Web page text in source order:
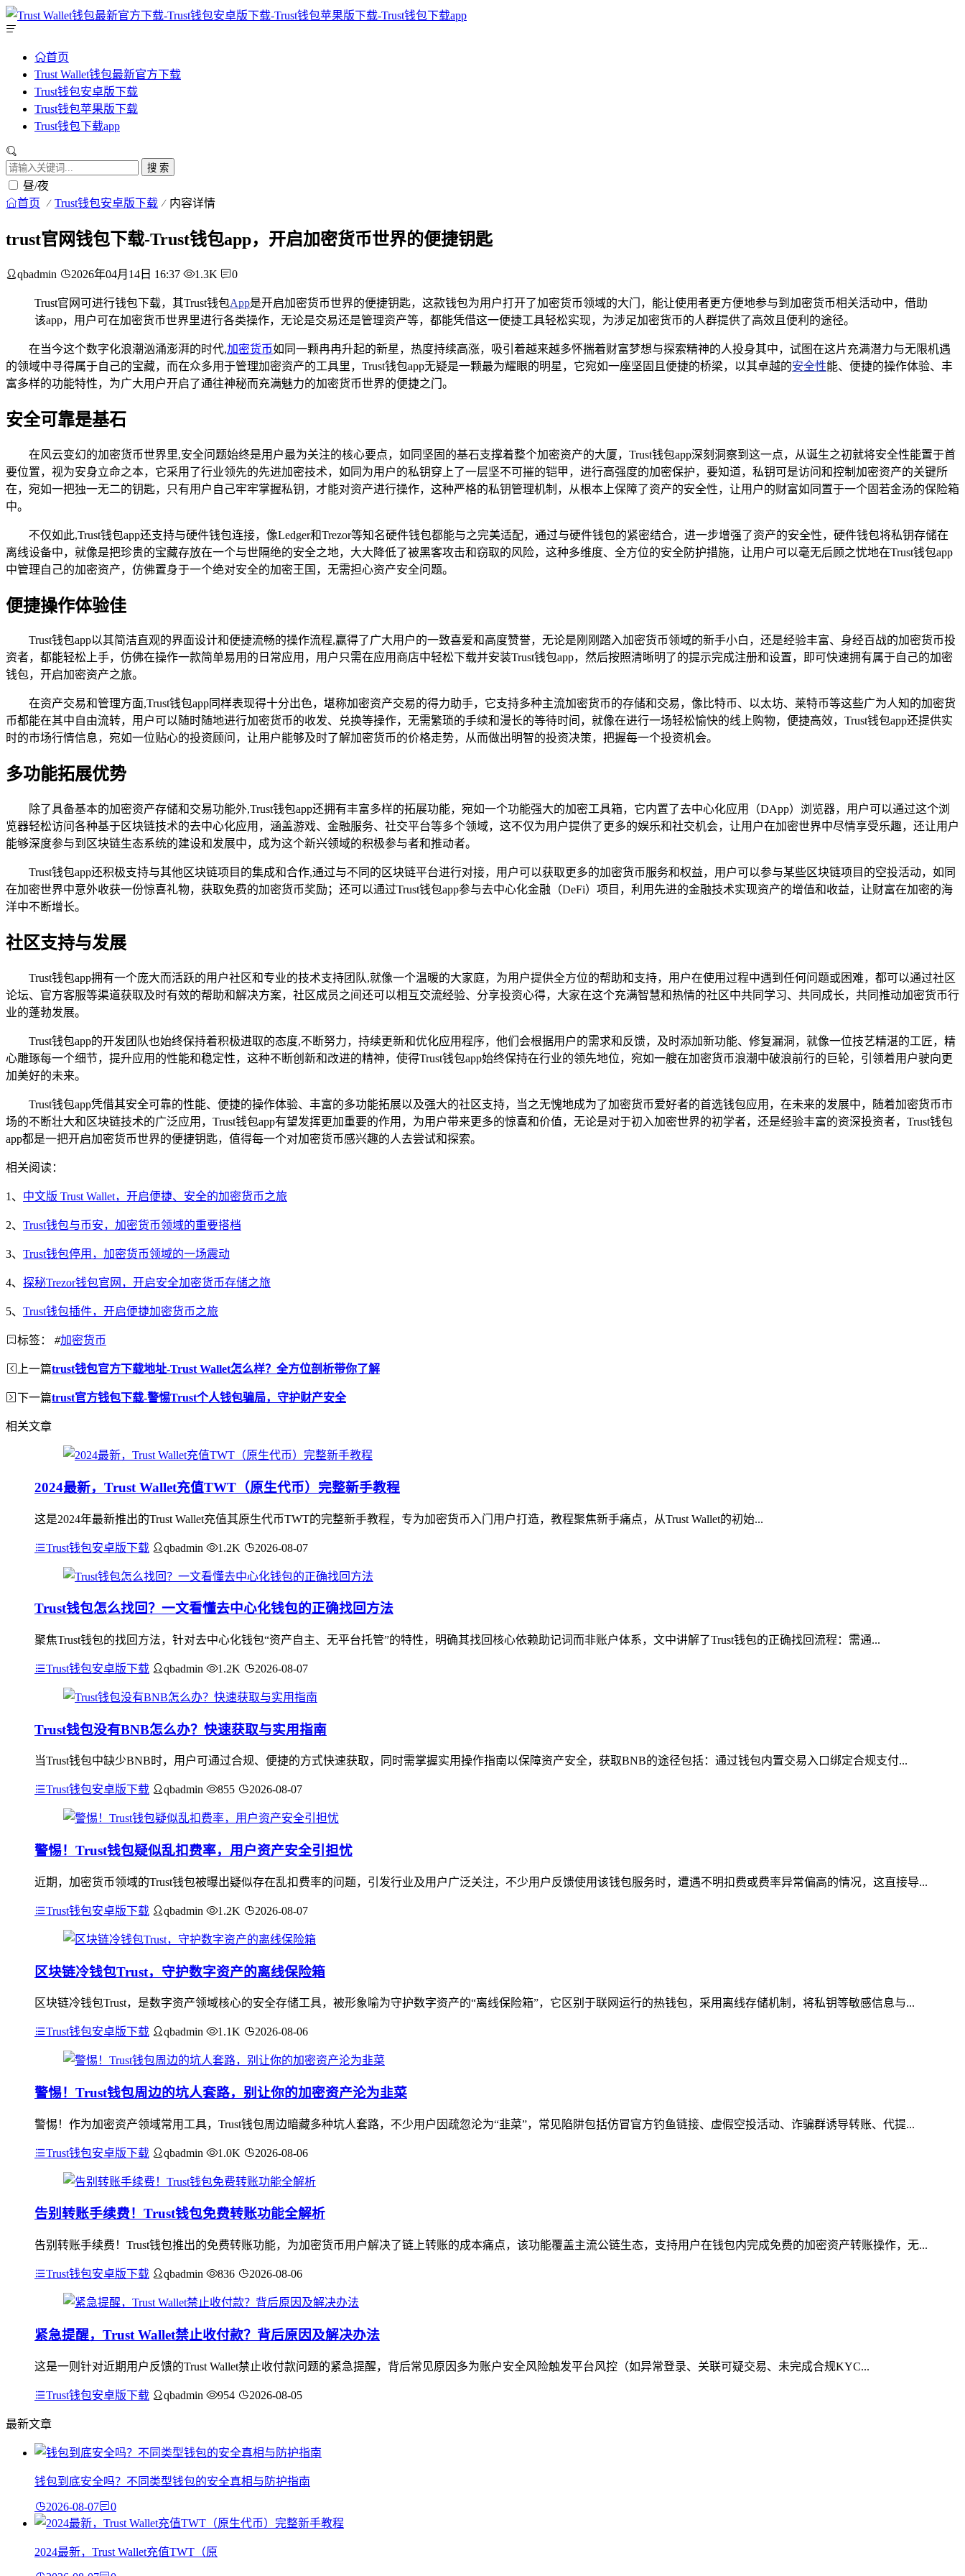
首页
Trust Wallet钱包最新官方下载
Trust钱包安卓版下载
Trust钱包苹果版下载
Trust钱包下载app
搜 索
昼/夜
首页 Trust钱包安卓版下载 内容详情
trust官网钱包下载-Trust钱包app，开启加密货币世界的便捷钥匙
qbadmin 2026年04月14日 16:37 1.3K 0
Trust官网可进行钱包下载，其Trust钱包App是开启加密货币世界的便捷钥匙，这款钱包为用户打开了加密货币领域的大门，能让使用者更方便地参与到加密货币相关活动中，借助
该app，用户可在加密货币世界里进行各类操作，无论是交易还是管理资产等，都能凭借这一便捷工具轻松实现，为涉足加密货币的人群提供了高效且便利的途径。
在当今这个数字化浪潮汹涌澎湃的时代,加密货币如同一颗冉冉升起的新星，热度持续高涨，吸引着越来越多怀揣着财富梦想与探索精神的人投身其中，试图在这片充满潜力与无限机遇
的领域中寻得属于自己的宝藏，而在众多用于管理加密资产的工具里，Trust钱包app无疑是一颗最为耀眼的明星，它宛如一座坚固且便捷的桥梁，以其卓越的安全性能、便捷的操作体验、丰
富多样的功能特性，为广大用户开启了通往神秘而充满魅力的加密货币世界的便捷之门。
安全可靠是基石
在风云变幻的加密货币世界里,安全问题始终是用户最为关注的核心要点，如同坚固的基石支撑着整个加密资产的大厦，Trust钱包app深刻洞察到这一点，从诞生之初就将安全性能置于首
要位置，视为安身立命之本，它采用了行业领先的先进加密技术，如同为用户的私钥穿上了一层坚不可摧的铠甲，进行高强度的加密保护，要知道，私钥可是访问和控制加密资产的关键所
在，宛如一把独一无二的钥匙，只有用户自己牢牢掌握私钥，才能对资产进行操作，这种严格的私钥管理机制，从根本上保障了资产的安全性，让用户的财富如同置于一个固若金汤的保险箱
中。
不仅如此,Trust钱包app还支持与硬件钱包连接，像Ledger和Trezor等知名硬件钱包都能与之完美适配，通过与硬件钱包的紧密结合，进一步增强了资产的安全性，硬件钱包将私钥存储在
离线设备中，就像是把珍贵的宝藏存放在一个与世隔绝的安全之地，大大降低了被黑客攻击和窃取的风险，这种多维度、全方位的安全防护措施，让用户可以毫无后顾之忧地在Trust钱包app
中管理自己的加密资产，仿佛置身于一个绝对安全的加密王国，无需担心资产安全问题。
便捷操作体验佳
Trust钱包app以其简洁直观的界面设计和便捷流畅的操作流程,赢得了广大用户的一致喜爱和高度赞誉，无论是刚刚踏入加密货币领域的新手小白，还是经验丰富、身经百战的加密货币投
资者，都能轻松上手，仿佛在操作一款简单易用的日常应用，用户只需在应用商店中轻松下载并安装Trust钱包app，然后按照清晰明了的提示完成注册和设置，即可快速拥有属于自己的加密
钱包，开启加密资产之旅。
在资产交易和管理方面,Trust钱包app同样表现得十分出色，堪称加密资产交易的得力助手，它支持多种主流加密货币的存储和交易，像比特币、以太坊、莱特币等这些广为人知的加密货
币都能在其中自由流转，用户可以随时随地进行加密货币的收发、兑换等操作，无需繁琐的手续和漫长的等待时间，就像在进行一场轻松愉快的线上购物，便捷高效，Trust钱包app还提供实
时的市场行情信息，宛如一位贴心的投资顾问，让用户能够及时了解加密货币的价格走势，从而做出明智的投资决策，把握每一个投资机会。
多功能拓展优势
除了具备基本的加密资产存储和交易功能外,Trust钱包app还拥有丰富多样的拓展功能，宛如一个功能强大的加密工具箱，它内置了去中心化应用（DApp）浏览器，用户可以通过这个浏
览器轻松访问各种基于区块链技术的去中心化应用，涵盖游戏、金融服务、社交平台等多个领域，这不仅为用户提供了更多的娱乐和社交机会，让用户在加密世界中尽情享受乐趣，还让用户
能够深度参与到区块链生态系统的建设和发展中，成为这个新兴领域的积极参与者和推动者。
Trust钱包app还积极支持与其他区块链项目的集成和合作,通过与不同的区块链平台进行对接，用户可以获取更多的加密货币服务和权益，用户可以参与某些区块链项目的空投活动，如同
在加密世界中意外收获一份惊喜礼物，获取免费的加密货币奖励；还可以通过Trust钱包app参与去中心化金融（DeFi）项目，利用先进的金融技术实现资产的增值和收益，让财富在加密的海
洋中不断增长。
社区支持与发展
Trust钱包app拥有一个庞大而活跃的用户社区和专业的技术支持团队,就像一个温暖的大家庭，为用户提供全方位的帮助和支持，用户在使用过程中遇到任何问题或困难，都可以通过社区
论坛、官方客服等渠道获取及时有效的帮助和解决方案，社区成员之间还可以相互交流经验、分享投资心得，大家在这个充满智慧和热情的社区中共同学习、共同成长，共同推动加密货币行
业的蓬勃发展。
Trust钱包app的开发团队也始终保持着积极进取的态度,不断努力，持续更新和优化应用程序，他们会根据用户的需求和反馈，及时添加新功能、修复漏洞，就像一位技艺精湛的工匠，精
心雕琢每一个细节，提升应用的性能和稳定性，这种不断创新和改进的精神，使得Trust钱包app始终保持在行业的领先地位，宛如一艘在加密货币浪潮中破浪前行的巨轮，引领着用户驶向更
加美好的未来。
Trust钱包app凭借其安全可靠的性能、便捷的操作体验、丰富的多功能拓展以及强大的社区支持，当之无愧地成为了加密货币爱好者的首选钱包应用，在未来的发展中，随着加密货币市
场的不断壮大和区块链技术的广泛应用，Trust钱包app有望发挥更加重要的作用，为用户带来更多的惊喜和价值，无论是对于初入加密世界的初学者，还是经验丰富的资深投资者，Trust钱包
app都是一把开启加密货币世界的便捷钥匙，值得每一个对加密货币感兴趣的人去尝试和探索。
相关阅读：
1、 中文版 Trust Wallet，开启便捷、安全的加密货币之旅
2、 Trust钱包与币安，加密货币领域的重要搭档
3、 Trust钱包停用，加密货币领域的一场震动
4、 探秘Trezor钱包官网，开启安全加密货币存储之旅
5、 Trust钱包插件，开启便捷加密货币之旅
标签： #加密货币
上一篇trust钱包官方下载地址-Trust Wallet怎么样？全方位剖析带你了解
下一篇trust官方钱包下载-警惕Trust个人钱包骗局，守护财产安全
相关文章
2024最新，Trust Wallet充值TWT（原生代币）完整新手教程
这是2024年最新推出的Trust Wallet充值其原生代币TWT的完整新手教程，专为加密货币入门用户打造，教程聚焦新手痛点，从Trust Wallet的初始...
Trust钱包安卓版下载 qbadmin 1.2K 2026-08-07
Trust钱包怎么找回？一文看懂去中心化钱包的正确找回方法
聚焦Trust钱包的找回方法，针对去中心化钱包“资产自主、无平台托管”的特性，明确其找回核心依赖助记词而非账户体系，文中讲解了Trust钱包的正确找回流程：需通...
Trust钱包安卓版下载 qbadmin 1.2K 2026-08-07
Trust钱包没有BNB怎么办？快速获取与实用指南
当Trust钱包中缺少BNB时，用户可通过合规、便捷的方式快速获取，同时需掌握实用操作指南以保障资产安全，获取BNB的途径包括：通过钱包内置交易入口绑定合规支付...
Trust钱包安卓版下载 qbadmin 855 2026-08-07
警惕！Trust钱包疑似乱扣费率，用户资产安全引担忧
近期，加密货币领域的Trust钱包被曝出疑似存在乱扣费率的问题，引发行业及用户广泛关注，不少用户反馈使用该钱包服务时，遭遇不明扣费或费率异常偏高的情况，这直接导...
Trust钱包安卓版下载 qbadmin 1.2K 2026-08-07
区块链冷钱包Trust，守护数字资产的离线保险箱
区块链冷钱包Trust，是数字资产领域核心的安全存储工具，被形象喻为守护数字资产的“离线保险箱”，它区别于联网运行的热钱包，采用离线存储机制，将私钥等敏感信息与...
Trust钱包安卓版下载 qbadmin 1.1K 2026-08-06
警惕！Trust钱包周边的坑人套路，别让你的加密资产沦为韭菜
警惕！作为加密资产领域常用工具，Trust钱包周边暗藏多种坑人套路，不少用户因疏忽沦为“韭菜”，常见陷阱包括仿冒官方钓鱼链接、虚假空投活动、诈骗群诱导转账、代提...
Trust钱包安卓版下载 qbadmin 1.0K 2026-08-06
告别转账手续费！Trust钱包免费转账功能全解析
告别转账手续费！Trust钱包推出的免费转账功能，为加密货币用户解决了链上转账的成本痛点，该功能覆盖主流公链生态，支持用户在钱包内完成免费的加密资产转账操作，无...
Trust钱包安卓版下载 qbadmin 836 2026-08-06
紧急提醒，Trust Wallet禁止收付款？背后原因及解决办法
这是一则针对近期用户反馈的Trust Wallet禁止收付款问题的紧急提醒，背后常见原因多为账户安全风险触发平台风控（如异常登录、关联可疑交易、未完成合规KYC...
Trust钱包安卓版下载 qbadmin 954 2026-08-05
最新文章
钱包到底安全吗？不同类型钱包的安全真相与防护指南
2026-08-07 0
2024最新，Trust Wallet充值TWT（原